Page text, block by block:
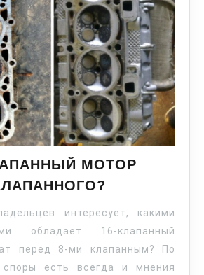
МОТОР
интересует, какими
обладает 16-клапанный
перед 8-ми клапанным? По
споры есть всегда и мнения